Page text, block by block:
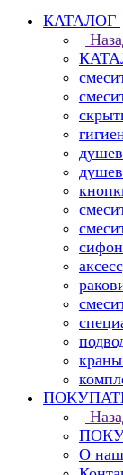
КАТАЛОГ
О